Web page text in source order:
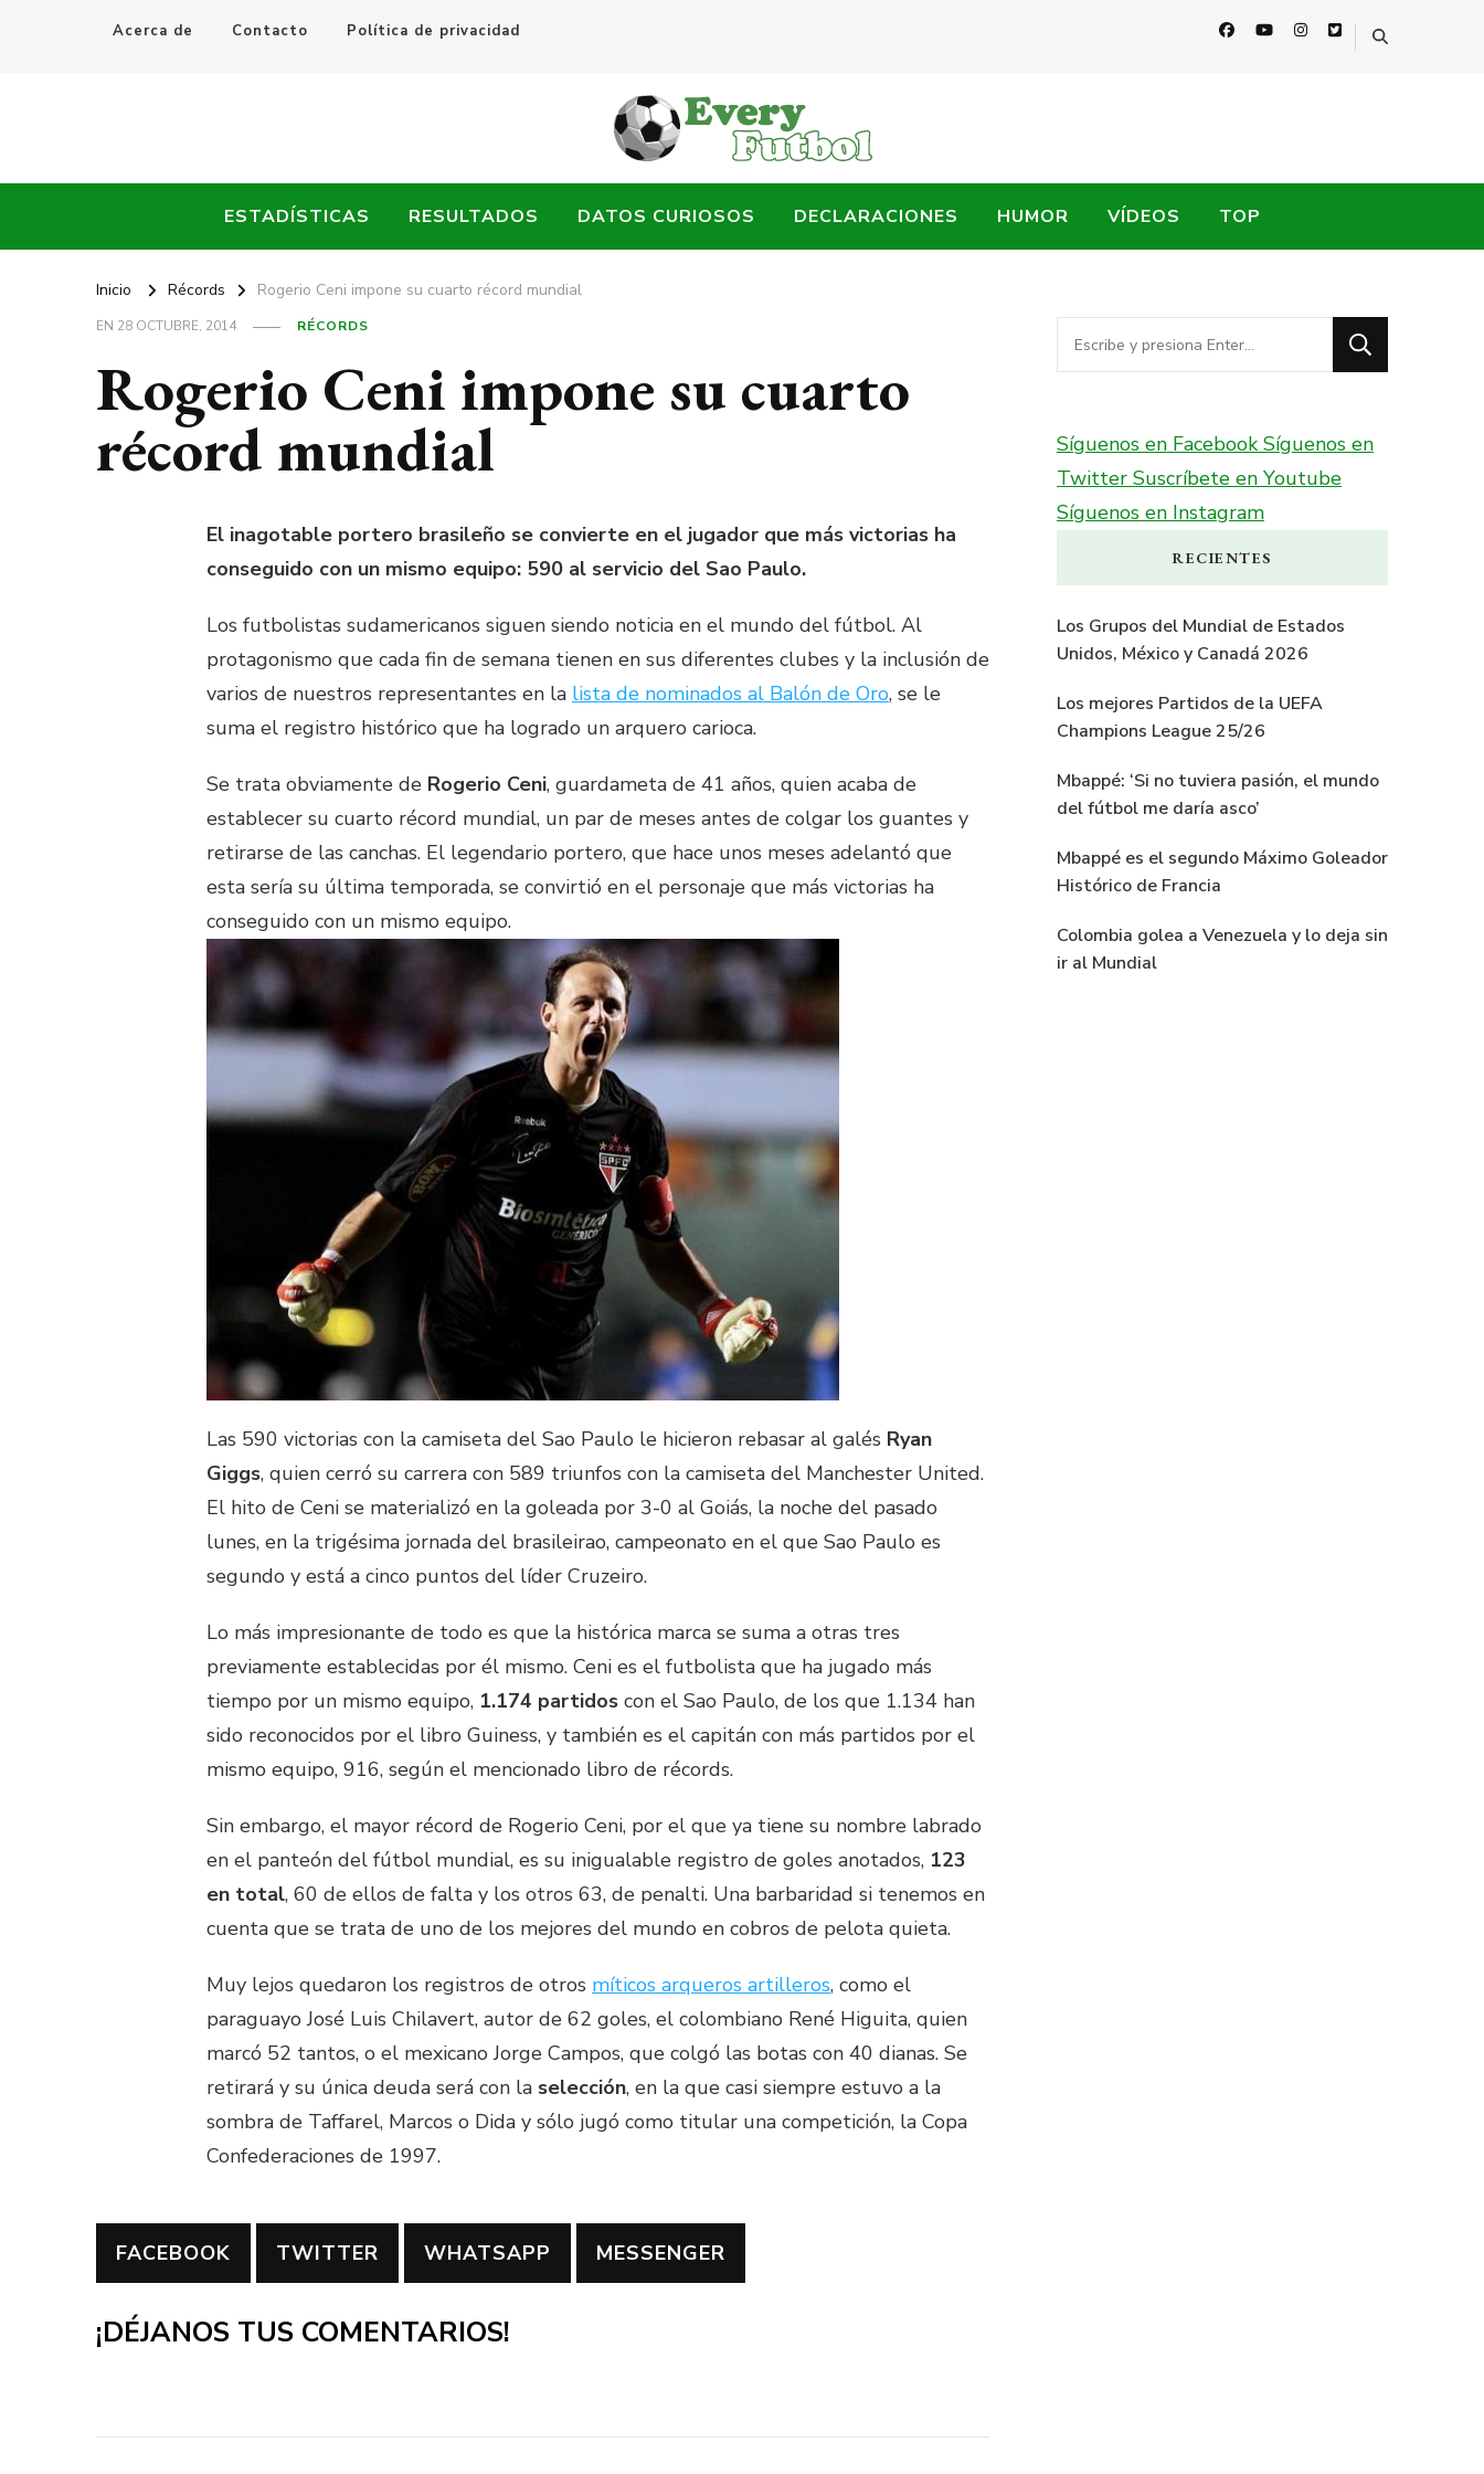
Acerca de Contacto Política de privacidad
Every Fútbol
ESTADÍSTICAS RESULTADOS DATOS CURIOSOS DECLARACIONES HUMOR VÍDEOS TOP
Inicio Récords Rogerio Ceni impone su cuarto récord mundial
EN 28 OCTUBRE, 2014 RÉCORDS
Rogerio Ceni impone su cuarto
récord mundial
El inagotable portero brasileño se convierte en el jugador que más victorias ha
conseguido con un mismo equipo: 590 al servicio del Sao Paulo.
Los futbolistas sudamericanos siguen siendo noticia en el mundo del fútbol. Al
protagonismo que cada fin de semana tienen en sus diferentes clubes y la inclusión de
varios de nuestros representantes en la lista de nominados al Balón de Oro, se le
suma el registro histórico que ha logrado un arquero carioca.
Se trata obviamente de Rogerio Ceni, guardameta de 41 años, quien acaba de
establecer su cuarto récord mundial, un par de meses antes de colgar los guantes y
retirarse de las canchas. El legendario portero, que hace unos meses adelantó que
esta sería su última temporada, se convirtió en el personaje que más victorias ha
conseguido con un mismo equipo.
Las 590 victorias con la camiseta del Sao Paulo le hicieron rebasar al galés Ryan
Giggs, quien cerró su carrera con 589 triunfos con la camiseta del Manchester United.
El hito de Ceni se materializó en la goleada por 3-0 al Goiás, la noche del pasado
lunes, en la trigésima jornada del brasileirao, campeonato en el que Sao Paulo es
segundo y está a cinco puntos del líder Cruzeiro.
Lo más impresionante de todo es que la histórica marca se suma a otras tres
previamente establecidas por él mismo. Ceni es el futbolista que ha jugado más
tiempo por un mismo equipo, 1.174 partidos con el Sao Paulo, de los que 1.134 han
sido reconocidos por el libro Guiness, y también es el capitán con más partidos por el
mismo equipo, 916, según el mencionado libro de récords.
Sin embargo, el mayor récord de Rogerio Ceni, por el que ya tiene su nombre labrado
en el panteón del fútbol mundial, es su inigualable registro de goles anotados, 123
en total, 60 de ellos de falta y los otros 63, de penalti. Una barbaridad si tenemos en
cuenta que se trata de uno de los mejores del mundo en cobros de pelota quieta.
Muy lejos quedaron los registros de otros míticos arqueros artilleros, como el
paraguayo José Luis Chilavert, autor de 62 goles, el colombiano René Higuita, quien
marcó 52 tantos, o el mexicano Jorge Campos, que colgó las botas con 40 dianas. Se
retirará y su única deuda será con la selección, en la que casi siempre estuvo a la
sombra de Taffarel, Marcos o Dida y sólo jugó como titular una competición, la Copa
Confederaciones de 1997.
FACEBOOK TWITTER WHATSAPP MESSENGER
¡DÉJANOS TUS COMENTARIOS!
¿Buscas
algo?
Síguenos en FacebookSíguenos en
Twitter Suscríbete en Youtube
Síguenos en Instagram
RECIENTES
Los Grupos del Mundial de Estados
Unidos, México y Canadá 2026
Los mejores Partidos de la UEFA
Champions League 25/26
Mbappé: ‘Si no tuviera pasión, el mundo
del fútbol me daría asco’
Mbappé es el segundo Máximo Goleador
Histórico de Francia
Colombia golea a Venezuela y lo deja sin
ir al Mundial